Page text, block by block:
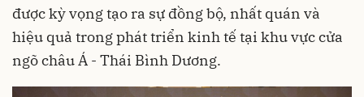
được kỳ vọng tạo ra sự đồng bộ, nhất quán và
hiệu quả trong phát triển kinh tế tại khu vực cửa
ngõ châu Á - Thái Bình Dương.